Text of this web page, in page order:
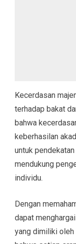
Kecerdasan
terhadap bakat
bahwa
keberhasilan
untuk
mendukung
individu.
Dengan
dapat
yang dimiliki oleh